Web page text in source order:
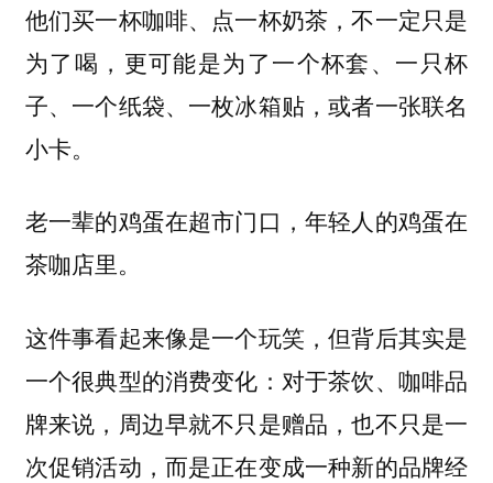
他们买一杯咖啡、点一杯奶茶，不一定只是
为了喝，更可能是为了一个杯套、一只杯
子、一个纸袋、一枚冰箱贴，或者一张联名
小卡。
老一辈的鸡蛋在超市门口，年轻人的鸡蛋在
茶咖店里。
这件事看起来像是一个玩笑，但背后其实是
一个很典型的消费变化：对于茶饮、咖啡品
牌来说，周边早就不只是赠品，也不只是一
次促销活动，而是正在变成一种新的品牌经